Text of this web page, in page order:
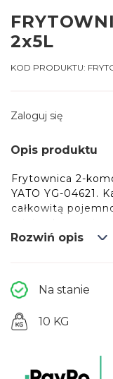
2x5L
KOD PRODUKTU:
Zaloguj się
Opis produktu
Frytownica 2-
YATO YG-04621.
całkowitą
5L. Dwie grzałki,
temperatury
Zainstalowane
na wyłączenie
odłączania kabla
wykonaną z
która chroni
Rozwiń opis
Na stanie
10 KG